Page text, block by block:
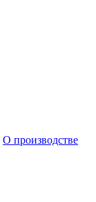
О производстве